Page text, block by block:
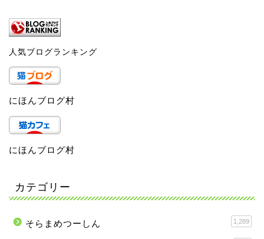
人気ブログランキング
にほんブログ村
にほんブログ村
カテゴリー
そらまめつーしん 1,289